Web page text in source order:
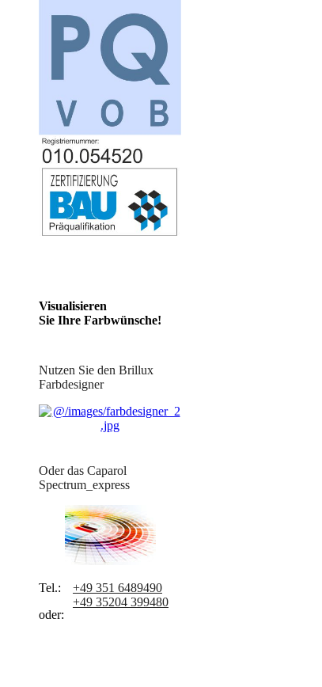
Visualisieren
Sie Ihre Farbwünsche!
Nutzen Sie den Brillux
Farbdesigner
Oder das Caparol
Spectrum_express
Tel.:
oder:
+49 351 6489490
+49 35204 399480